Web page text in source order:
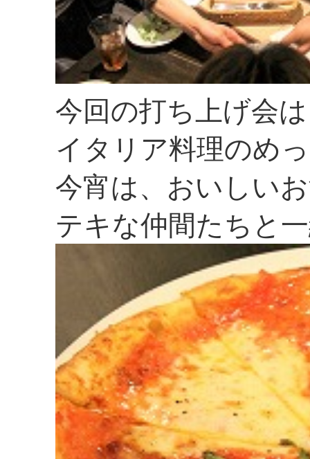
今回の打ち上げ会
イタリア料理のめ
今宵は、おいしい
テキな仲間たちと